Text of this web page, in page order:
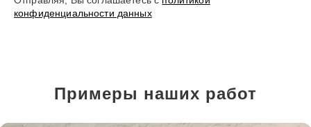
конфиденциальности данных
Примеры наших работ